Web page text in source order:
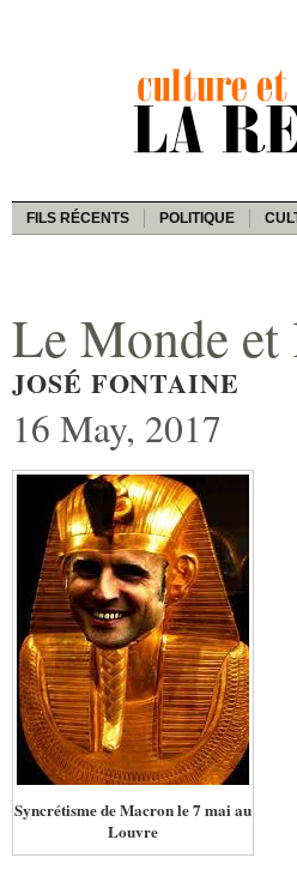
FILS RÉCENTS POLITIQUE
Le Monde
JOSÉ FONTAINE
16 May, 2017
Syncrétisme de Macron le 7 mai au
Louvre